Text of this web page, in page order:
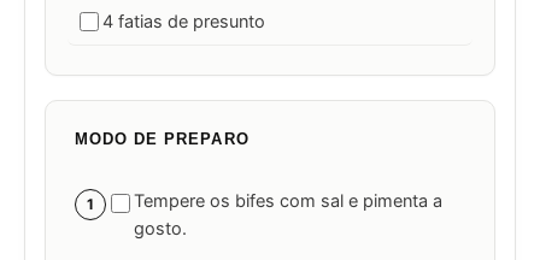
4 fatias de presunto
MODO DE PREPARO
1
Tempere os bifes com sal e pimenta a
gosto.